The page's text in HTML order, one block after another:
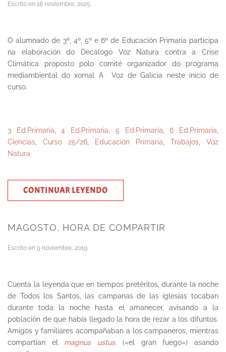
Escrito en 18 noviembre, 2025.
O alumnado de 3º, 4º, 5º e 6º de Educación Primaria participa
na elaboración do Decálogo Voz Natura contra a Crise
Climática proposto polo comité organizador do programa
mediambiental do xornal A Voz de Galicia neste inicio de
curso.
3 Ed.Primaria ,4 Ed.Primaria 5 Ed.Primaria ,6 Ed.Primaria
Ciencias
Curso 25/26 Educación Primaria Trabajos
Voz
Natura
CONTINUAR LEYENDO
MAGOSTO, HORA DE COMPARTIR
Escrito en 9 noviembre, 2019.
Cuenta la leyenda que en tiempos pretéritos, durante la noche
de Todos los Santos, las campanas de las iglesias tocaban
durante toda la noche hasta el amanecer, avisando a la
población de que había llegado la hora de rezar a los difuntos.
Amigos y familiares acompañaban a los campaneros, mientras
compartían el magnus ustus,(«el gran fuego») asando